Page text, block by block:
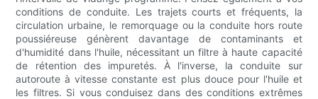
conditions de conduite. Les trajets courts et fréquents, la
circulation urbaine, le remorquage ou la conduite hors route
poussiéreuse génèrent davantage de contaminants et
d'humidité dans l'huile, nécessitant un filtre à haute capacité
de rétention des impuretés. À l'inverse, la conduite sur
autoroute à vitesse constante est plus douce pour l'huile et
les filtres. Si vous conduisez dans des conditions extrêmes